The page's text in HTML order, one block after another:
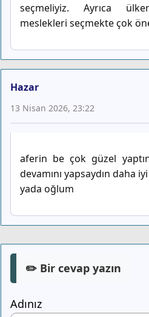
seçmeliyiz. Ayrıca
meslekleri seçmekte çok
Hazar
13 Nisan 2026, 23:22
aferin be çok güzel
devamını yapsaydın daha
yada oğlum
✏️ Bir cevap yazın
Adınız